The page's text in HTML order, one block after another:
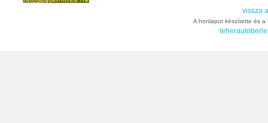
vissza
A honlapot készítette és